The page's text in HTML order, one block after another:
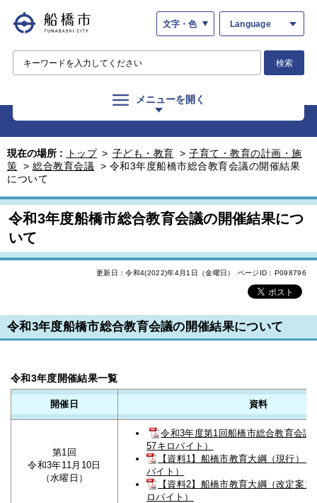
文字・色 Language
検索
メニューを開く
現在の場所 : トップ > 子ども・教育 > 子育て・教育の計画・施
策 > 総合教育会議 > 令和3年度船橋市総合教育会議の開催結果
について
令和3年度船橋市総合教育会議の開催結果につ
いて
更新日：令和4(2022)年4月1日（金曜日） ページID：P098796
令和3年度船橋市総合教育会議の開催結果について
令和3年度開催結果一覧
開催日 資料
第1回
令和3年11月10日
（水曜日）
令和3年度第1回船橋市総合教育会議
57キロバイト）
【資料1】船橋市教育大綱（現行）
バイト）
【資料2】船橋市教育大綱（改定案
ロバイト）